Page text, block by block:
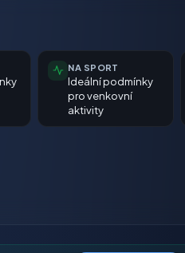
NA SPORT
Ideální podmínky
pro venkovní
aktivity